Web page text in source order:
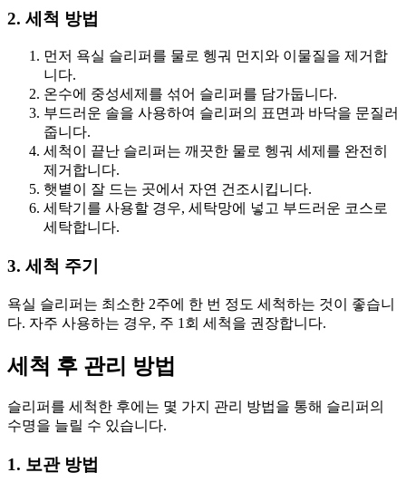
2. 세척 방법
먼저 욕실 슬리퍼를 물로 헹궈 먼지와 이물질을 제거합
니다.
온수에 중성세제를 섞어 슬리퍼를 담가둡니다.
부드러운 솔을 사용하여 슬리퍼의 표면과 바닥을 문질러
줍니다.
세척이 끝난 슬리퍼는 깨끗한 물로 헹궈 세제를 완전히
제거합니다.
햇볕이 잘 드는 곳에서 자연 건조시킵니다.
세탁기를 사용할 경우, 세탁망에 넣고 부드러운 코스로
세탁합니다.
3. 세척 주기
욕실 슬리퍼는 최소한 2주에 한 번 정도 세척하는 것이 좋습니
다. 자주 사용하는 경우, 주 1회 세척을 권장합니다.
세척 후 관리 방법
슬리퍼를 세척한 후에는 몇 가지 관리 방법을 통해 슬리퍼의
수명을 늘릴 수 있습니다.
1. 보관 방법